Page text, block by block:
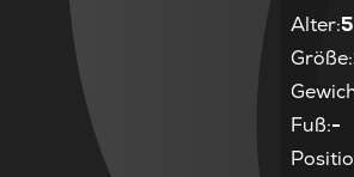
Alter:
Größe:
Fuß:-